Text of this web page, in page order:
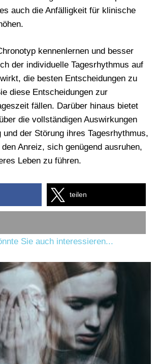
auch die Anfälligkeit für klinische
kennenlernen und besser
der individuelle Tagesrhythmus auf
die besten Entscheidungen zu
diese Entscheidungen zur
fällen. Darüber hinaus bietet
die vollständigen Auswirkungen
der Störung ihres Tagesrhythmus,
Anreiz, sich genügend ausruhen,
Leben zu führen.
teilen
Sie auch interessieren...